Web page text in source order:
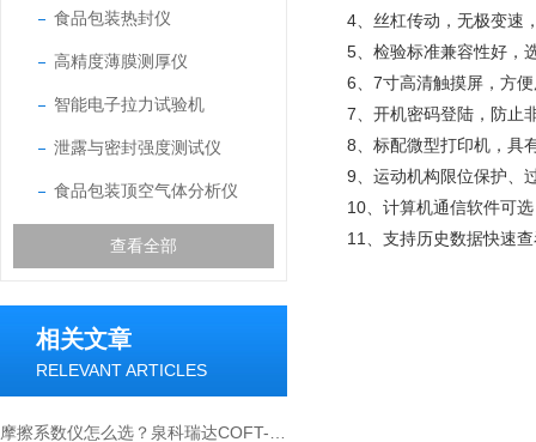
食品包装热封仪
高精度薄膜测厚仪
智能电子拉力试验机
泄露与密封强度测试仪
食品包装顶空气体分析仪
查看全部
相关文章
RELEVANT ARTICLES
4、丝杠传动，无极变速
5、检验标准兼容性好，
6、7寸高清触摸屏，方
7、开机密码登陆，防止
8、标配微型打印机，具
9、运动机构限位保护、
10、计算机通信软件可
11、支持历史数据快速